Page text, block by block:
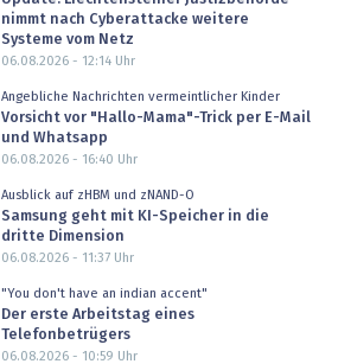
nimmt nach Cyberattacke weitere
Systeme vom Netz
06.08.2026 - 12:14Uhr
Angebliche Nachrichten vermeintlicher Kinder
Vorsicht vor "Hallo-Mama"-Trick per E-Mail
und Whatsapp
06.08.2026 - 16:40 Uhr
Ausblick auf zHBM und zNAND-O
Samsung geht mit KI-Speicher in die
dritte Dimension
06.08.2026 - 11:37Uhr
"You don't have an indian accent"
Der erste Arbeitstag eines
Telefonbetrügers
06.08.2026 - 10:59 Uhr